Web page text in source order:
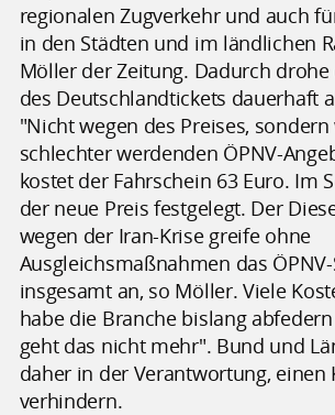
regionalen Zugverkehr und auch
in den Städten und im ländlichen
Möller der Zeitung. Dadurch
des Deutschlandtickets dauerhaft
"Nicht wegen des Preises, sondern
schlechter werdenden ÖPNV-
kostet der Fahrschein 63 Euro. Im
der neue Preis festgelegt. Der
wegen der Iran-Krise greife ohne
Ausgleichsmaßnahmen das
insgesamt an, so Möller. Viele
habe die Branche bislang
geht das nicht mehr". Bund und
daher in der Verantwortung, einen
verhindern.